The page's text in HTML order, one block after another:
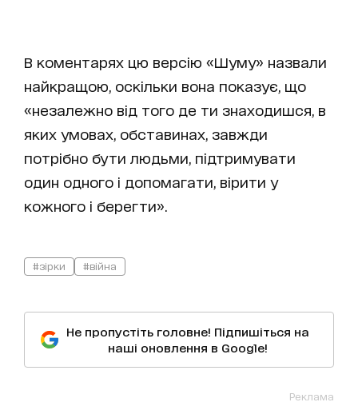
В коментарях цю версію «Шуму» назвали
найкращою, оскільки вона показує, що
«незалежно від того де ти знаходишся, в
яких умовах, обставинах, завжди
потрібно бути людьми, підтримувати
один одного і допомагати, вірити у
кожного і берегти».
#зірки #війна
Не пропустіть головне! Підпишіться на
наші оновлення в Google!
Реклама